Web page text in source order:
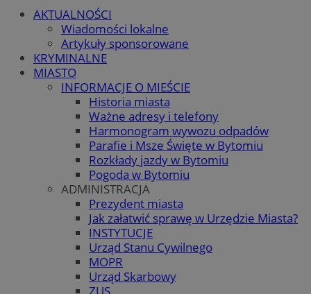
AKTUALNOŚCI
Wiadomości lokalne
Artykuły sponsorowane
KRYMINALNE
MIASTO
INFORMACJE O MIEŚCIE
Historia miasta
Ważne adresy i telefony
Harmonogram wywozu odpadów
Parafie i Msze Święte w Bytomiu
Rozkłady jazdy w Bytomiu
Pogoda w Bytomiu
ADMINISTRACJA
Prezydent miasta
Jak załatwić sprawę w Urzędzie Miasta?
INSTYTUCJE
Urząd Stanu Cywilnego
MOPR
Urząd Skarbowy